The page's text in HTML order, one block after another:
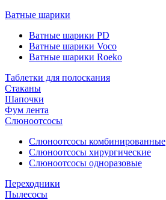
Ватные шарики
Ватные шарики PD
Ватные шарики Voco
Ватные шарики Roeko
Таблетки для полоскания
Стаканы
Шапочки
Фум лента
Слюноотсосы
Слюноотсосы комбинированные
Слюноотсосы хирургические
Слюноотсосы одноразовые
Переходники
Пылесосы